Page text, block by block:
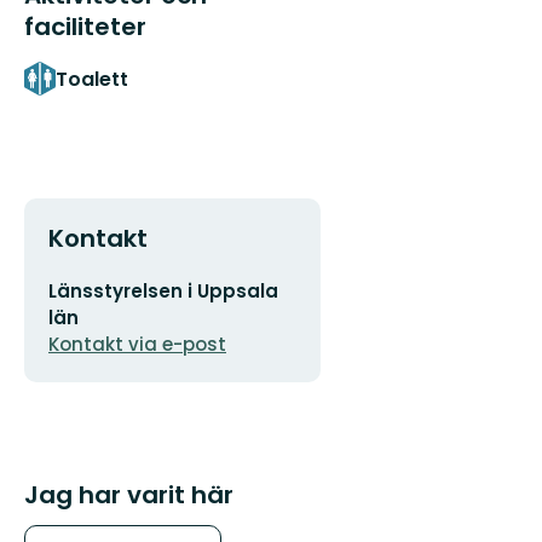
faciliteter
Toalett
Kontakt
E-
postadress
Länsstyrelsen i Uppsala
län
Kontakt via e-post
Jag har varit här